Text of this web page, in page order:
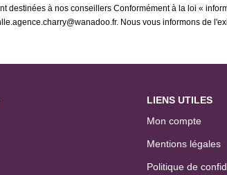
à nos conseillers Conformément à la loi «
Nous vous informons de
LIENS UTILES
Mon compte
Mentions légales
Politique de